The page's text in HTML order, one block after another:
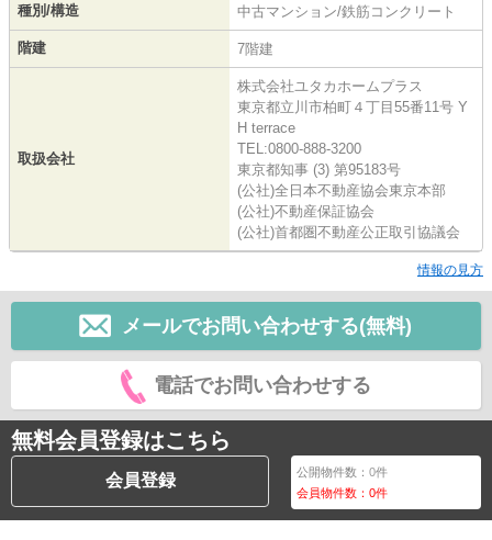
種別/構造 中古マンション/鉄筋コンクリート
階建 7階建
取扱会社
株式会社ユタカホームプラス
東京都立川市柏町４丁目55番11号 Y
H terrace
TEL:0800-888-3200
東京都知事 (3) 第95183号
(公社)全日本不動産協会東京本部
(公社)不動産保証協会
(公社)首都圏不動産公正取引協議会
情報の見方
メールでお問い合わせする(無料)
電話でお問い合わせする
無料会員登録はこちら
会員登録 公開物件数：0件
会員物件数：0件